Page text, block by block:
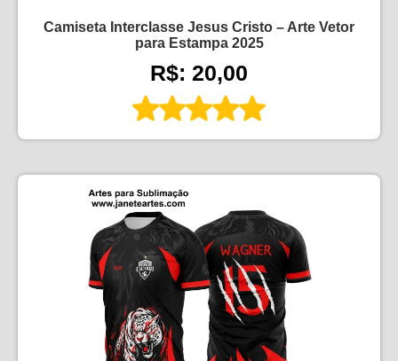
Camiseta Interclasse Jesus Cristo – Arte Vetor
para Estampa 2025
R$: 20,00